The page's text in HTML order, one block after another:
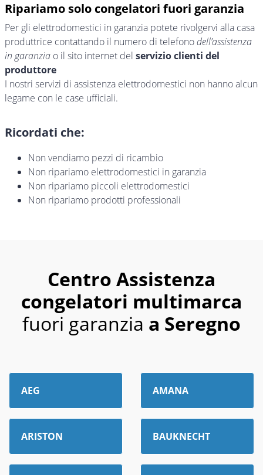
Ripariamo solo congelatori fuori garanzia
Per gli elettrodomestici in garanzia potete rivolgervi alla casa
produttrice contattando il numero di telefonodell’assistenza
in garanzia o il sito internet del servizio clienti del
produttore
I nostri servizi di assistenza elettrodomestici non hanno alcun
legame con le case ufficiali.
Ricordati che:
Non vendiamo pezzi di ricambio
Non ripariamo elettrodomestici in garanzia
Non ripariamo piccoli elettrodomestici
Non ripariamo prodotti professionali
Centro Assistenza
congelatori multimarca
fuori garanzia a Seregno
AEG AMANA
ARISTON BAUKNECHT